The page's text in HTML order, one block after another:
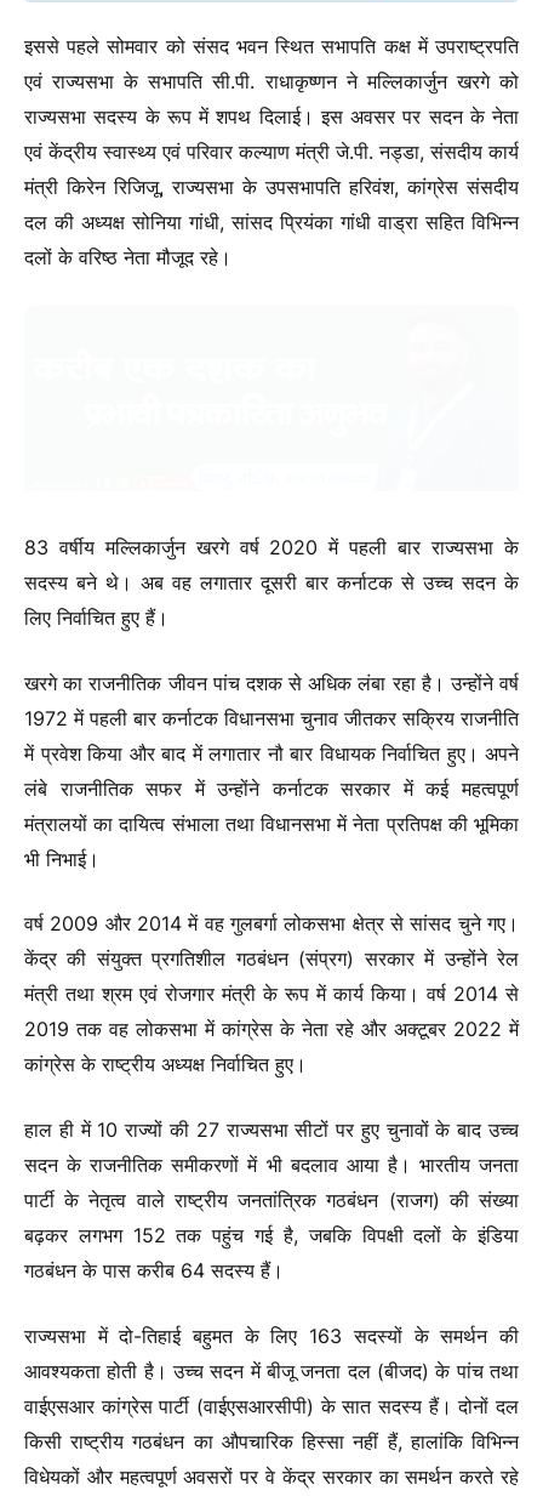
इससे पहले सोमवार को संसद भवन स्थित सभापति कक्ष में उपराष्ट्रपति
एवं राज्यसभा के सभापति सी.पी. राधाकृष्णन ने मल्लिकार्जुन खरगे को
राज्यसभा सदस्य के रूप में शपथ दिलाई। इस अवसर पर सदन के नेता
एवं केंद्रीय स्वास्थ्य एवं परिवार कल्याण मंत्री जे.पी. नड्डा, संसदीय कार्य
मंत्री किरेन रिजिजू, राज्यसभा के उपसभापति हरिवंश, कांग्रेस संसदीय
दल की अध्यक्ष सोनिया गांधी, सांसद प्रियंका गांधी वाड्रा सहित विभिन्न
दलों के वरिष्ठ नेता मौजूद रहे।
83 वर्षीय मल्लिकार्जुन खरगे वर्ष 2020 में पहली बार राज्यसभा के
सदस्य बने थे। अब वह लगातार दूसरी बार कर्नाटक से उच्च सदन के
लिए निर्वाचित हुए हैं।
खरगे का राजनीतिक जीवन पांच दशक से अधिक लंबा रहा है। उन्होंने वर्ष
1972 में पहली बार कर्नाटक विधानसभा चुनाव जीतकर सक्रिय राजनीति
में प्रवेश किया और बाद में लगातार नौ बार विधायक निर्वाचित हुए। अपने
लंबे राजनीतिक सफर में उन्होंने कर्नाटक सरकार में कई महत्वपूर्ण
मंत्रालयों का दायित्व संभाला तथा विधानसभा में नेता प्रतिपक्ष की भूमिका
भी निभाई।
वर्ष 2009 और 2014 में वह गुलबर्गा लोकसभा क्षेत्र से सांसद चुने गए।
केंद्र की संयुक्त प्रगतिशील गठबंधन (संप्रग) सरकार में उन्होंने रेल
मंत्री तथा श्रम एवं रोजगार मंत्री के रूप में कार्य किया। वर्ष 2014 से
2019 तक वह लोकसभा में कांग्रेस के नेता रहे और अक्टूबर 2022 में
कांग्रेस के राष्ट्रीय अध्यक्ष निर्वाचित हुए।
हाल ही में 10 राज्यों की 27 राज्यसभा सीटों पर हुए चुनावों के बाद उच्च
सदन के राजनीतिक समीकरणों में भी बदलाव आया है। भारतीय जनता
पार्टी के नेतृत्व वाले राष्ट्रीय जनतांत्रिक गठबंधन (राजग) की संख्या
बढ़कर लगभग 152 तक पहुंच गई है, जबकि विपक्षी दलों के इंडिया
गठबंधन के पास करीब 64 सदस्य हैं।
राज्यसभा में दो-तिहाई बहुमत के लिए 163 सदस्यों के समर्थन की
आवश्यकता होती है। उच्च सदन में बीजू जनता दल (बीजद) के पांच तथा
वाईएसआर कांग्रेस पार्टी (वाईएसआरसीपी) के सात सदस्य हैं। दोनों दल
किसी राष्ट्रीय गठबंधन का औपचारिक हिस्सा नहीं हैं, हालांकि विभिन्न
विधेयकों और महत्वपूर्ण अवसरों पर वे केंद्र सरकार का समर्थन करते रहे